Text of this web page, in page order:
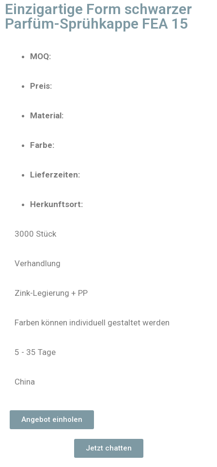
Einzigartige Form schwarzer
Parfüm-Sprühkappe FEA 15
MOQ:
Preis:
Material:
Farbe:
Lieferzeiten:
Herkunftsort:
3000 Stück
Verhandlung
Zink-Legierung + PP
Farben können individuell gestaltet werden
5 - 35 Tage
China
Angebot einholen
Jetzt chatten